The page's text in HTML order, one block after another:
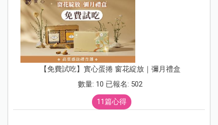
【免費試吃】實心蛋捲 窗花綻放｜彌月禮盒
數量: 10 已報名: 502
11篇心得